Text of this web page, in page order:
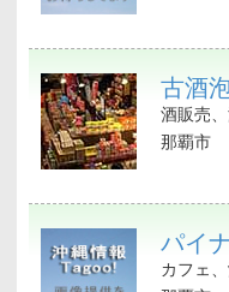
古酒
酒販売
那覇市
パイ
カフェ